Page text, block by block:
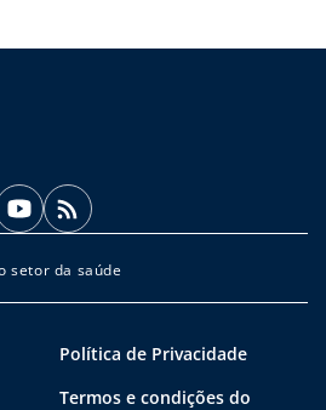
setor da saúde
Política de Privacidade
Termos e condições do